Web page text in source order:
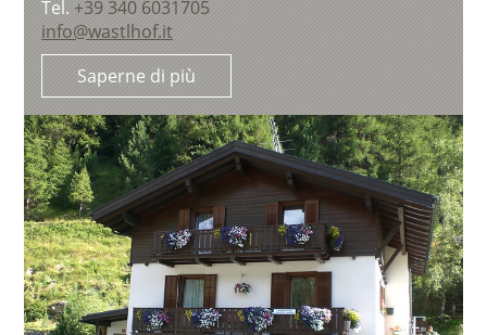
Tel. +39 340 6031705
info@wastlhof.it
Saperne di più